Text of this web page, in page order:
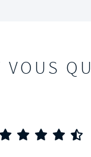
VOUS